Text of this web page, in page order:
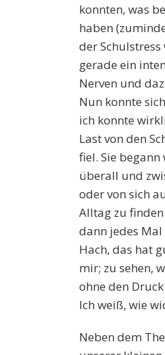
konnten, was
haben
der Schulstress
gerade ein
Nerven und
Nun konnte
ich konnte
Last von den
fiel. Sie
überall und
oder von sich
Alltag zu
dann jedes
Hach, das hat
mir; zu sehen,
ohne den
Ich weiß, wie
Neben dem